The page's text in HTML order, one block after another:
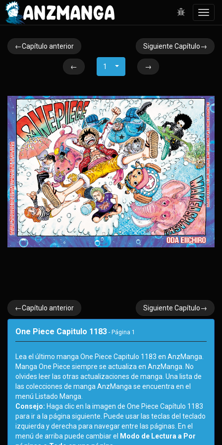
←Capítulo anterior Siguiente Capítulo→
← 1 →
←Capítulo anterior Siguiente Capítulo→
One Piece Capitulo 1183 - Página 1
Lea el último manga One Piece Capitulo 1183 en AnzManga.
Manga One Piece siempre se actualiza en AnzManga. No
olvides leer las otras actualizaciones de manga. Una lista de
las colecciones de manga AnzManga se encuentra en el
menú Listado Manga.
Consejo: Haga clic en la imagen de One Piece Capítulo 1183
para ir a la página siguiente. Puede usar las teclas del teclado
izquierda y derecha para navegar entre las páginas. En el
menú de arriba puede cambiar el
Modo de Lectura a Por